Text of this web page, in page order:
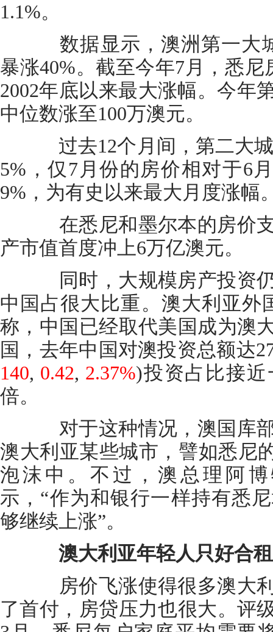
1.1%。
数据显示，澳洲第一大
暴涨40%。截至今年7月，悉
2002年底以来最大涨幅。今年
中位数涨至100万澳元。
过去12个月间，第二大城
5%，仅7月份的房价相对于6
9%，为有史以来最大月度涨幅
在悉尼和墨尔本的房价支
产市值首度冲上6万亿澳元。
同时，大规模房产投资仍
中国占很大比重。澳大利亚外
称，中国已经取代美国成为澳
国，去年中国对澳投资总额达
140, 0.42, 2.37%)投资占比接
倍。
对于这种情况，澳国库部
澳大利亚某些城市，譬如悉尼
泡沫中。不过，澳总理阿
示，“作为和银行一样持有悉
够继续上涨”。
澳大利亚年轻人只好合租
房价飞涨使得很多澳大利
了首付，房贷压力也很大。评